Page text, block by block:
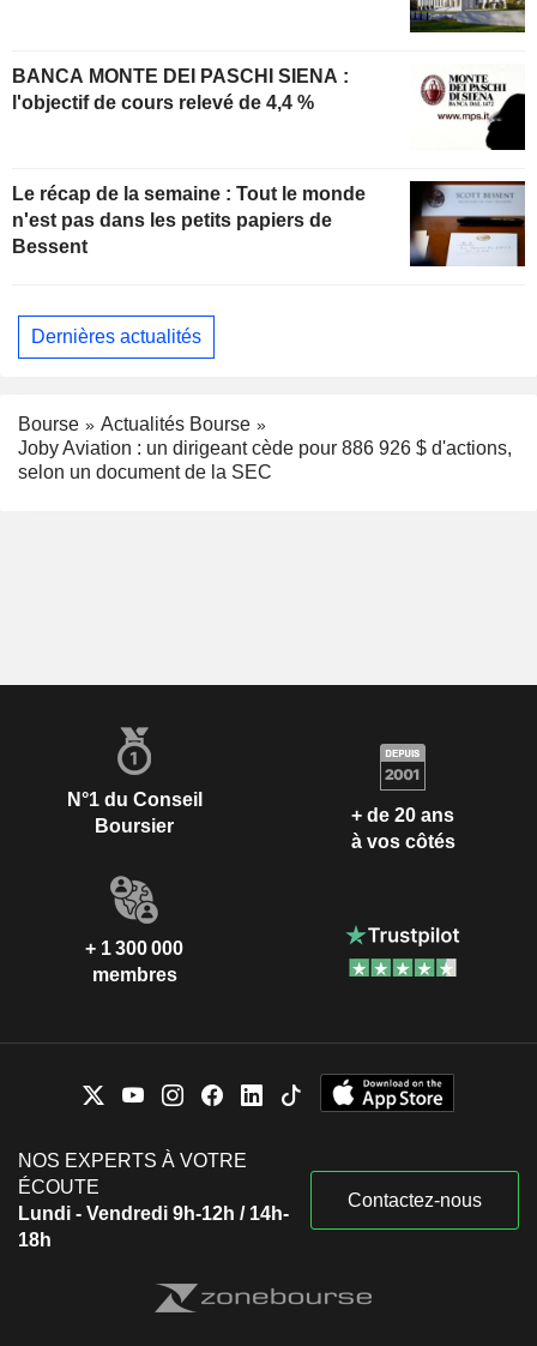
BANCA MONTE DEI PASCHI SIENA :
l'objectif de cours relevé de 4,4 %
Le récap de la semaine : Tout le monde
n'est pas dans les petits papiers de
Bessent
Dernières actualités
Bourse
Actualités Bourse
Joby Aviation : un dirigeant cède pour 886 926 $ d'actions,
selon un document de la SEC
N°1 du Conseil
Boursier
+ de 20 ans
à vos côtés
+ 1 300 000
membres
NOS EXPERTS À VOTRE
ÉCOUTE
Lundi - Vendredi 9h-12h / 14h-
18h
Contactez-nous